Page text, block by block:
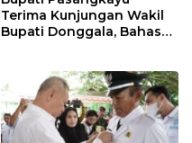
Terima Kunjungan Wakil
Bupati Donggala, Bahas